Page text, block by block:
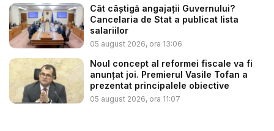
Cât câștigă angajații Guvernului?
Cancelaria de Stat a publicat lista
salariilor
05 august 2026, ora 13:06
Noul concept al reformei fiscale va fi
anunțat joi. Premierul Vasile Tofan a
prezentat principalele obiective
05 august 2026, ora 11:07